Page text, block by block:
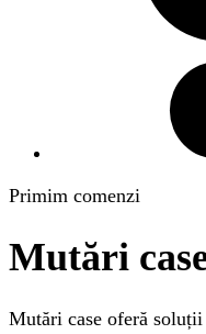
Primim comenzi
Mutări
Mutări case oferă